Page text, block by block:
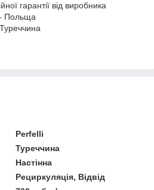
гарантії від виробника
- Польща
Perfelli
Туреччина
Настінна
Рециркуляція, Відвід